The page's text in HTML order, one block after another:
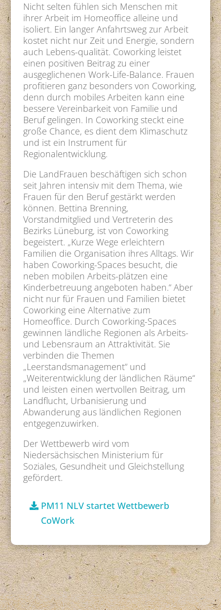
Nicht selten fühlen sich Menschen mit
ihrer Arbeit im Homeoffice alleine und
isoliert. Ein langer Anfahrtsweg zur Arbeit
kostet nicht nur Zeit und Energie, sondern
auch Lebens-qualität. Coworking leistet
einen positiven Beitrag zu einer
ausgeglichenen Work-Life-Balance. Frauen
profitieren ganz besonders von Coworking,
denn durch mobiles Arbeiten kann eine
bessere Vereinbarkeit von Familie und
Beruf gelingen. In Coworking steckt eine
große Chance, es dient dem Klimaschutz
und ist ein Instrument für
Regionalentwicklung.
Die LandFrauen beschäftigen sich schon
seit Jahren intensiv mit dem Thema, wie
Frauen für den Beruf gestärkt werden
können. Bettina Brenning,
Vorstandmitglied und Vertreterin des
Bezirks Lüneburg, ist von Coworking
begeistert. „Kurze Wege erleichtern
Familien die Organisation ihres Alltags. Wir
haben Coworking-Spaces besucht, die
neben mobilen Arbeits-plätzen eine
Kinderbetreuung angeboten haben.“ Aber
nicht nur für Frauen und Familien bietet
Coworking eine Alternative zum
Homeoffice. Durch Coworking-Spaces
gewinnen ländliche Regionen als Arbeits-
und Lebensraum an Attraktivität. Sie
verbinden die Themen
„Leerstandsmanagement“ und
„Weiterentwicklung der ländlichen Räume“
und leisten einen wertvollen Beitrag, um
Landflucht, Urbanisierung und
Abwanderung aus ländlichen Regionen
entgegenzuwirken.
Der Wettbewerb wird vom
Niedersächsischen Ministerium für
Soziales, Gesundheit und Gleichstellung
gefördert.
PM11 NLV startet Wettbewerb
CoWork